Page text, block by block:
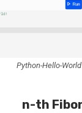
Python-Hello-World